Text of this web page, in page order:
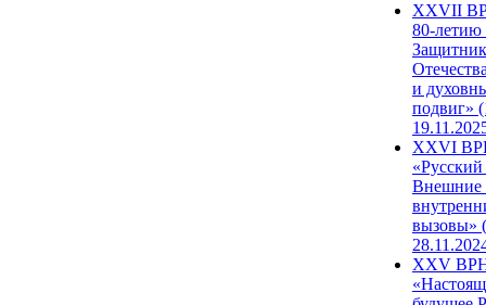
ХХVII
80-
и
подвиг»
XXVI
Внешние
вызовы»
XXV